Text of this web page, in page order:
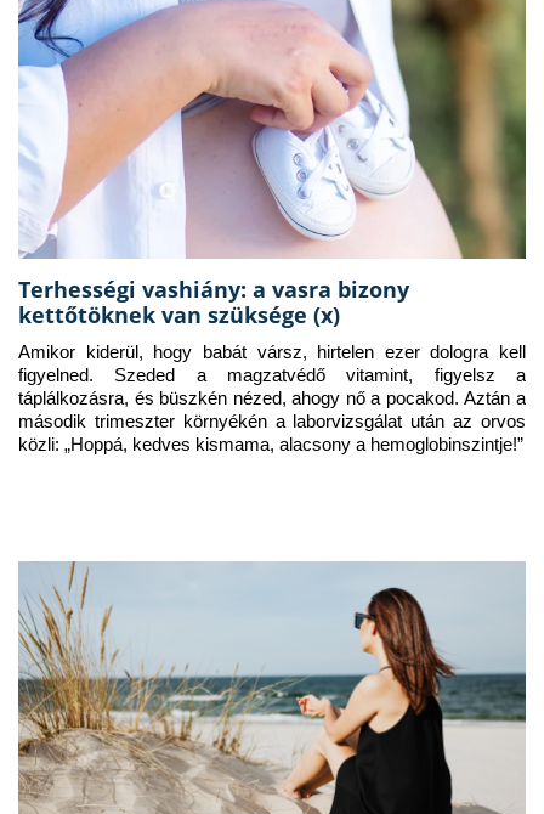
Terhességi vashiány: a vasra bizony
kettőtöknek van szüksége (x)
Amikor kiderül, hogy babát vársz, hirtelen ezer dologra kell
figyelned. Szeded a magzatvédő vitamint, figyelsz a
táplálkozásra, és büszkén nézed, ahogy nő a pocakod. Aztán a
második trimeszter környékén a laborvizsgálat után az orvos
közli: „Hoppá, kedves kismama, alacsony a hemoglobinszintje!”